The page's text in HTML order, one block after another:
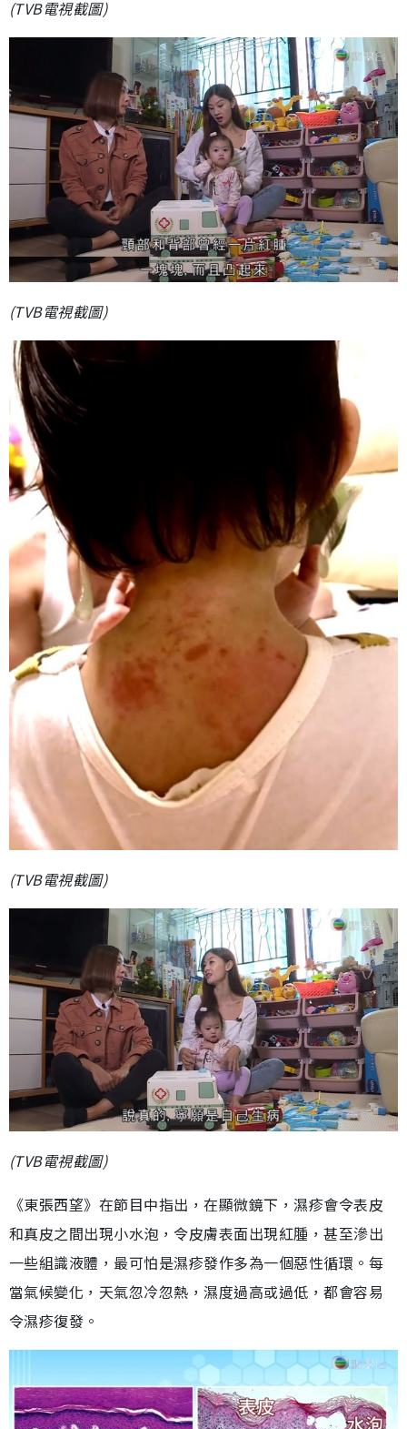
(TVB電視截圖)
(TVB電視截圖)
(TVB電視截圖)
(TVB電視截圖)
《東張西望》在節目中指出，在顯微鏡下，濕疹會令表皮
和真皮之間出現小水泡，令皮膚表面出現紅腫，甚至滲出
一些組識液體，最可怕是濕疹發作多為一個惡性循環。每
當氣候變化，天氣忽冷忽熱，濕度過高或過低，都會容易
令濕疹復發。